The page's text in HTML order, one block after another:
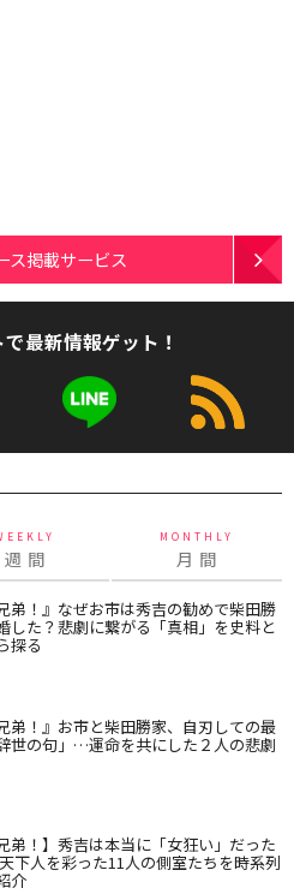
ス掲載サービス
最新情報ゲット！
週 間
MONTHLY
月 間
弟！』なぜお市は秀吉の勧めで柴田勝
した？悲劇に繋がる「真相」を史料と
探る
弟！』お市と柴田勝家、自刃しての最
世の句」…運命を共にした２人の悲劇
弟！】秀吉は本当に「女狂い」だった
下人を彩った11人の側室たちを時系列
介